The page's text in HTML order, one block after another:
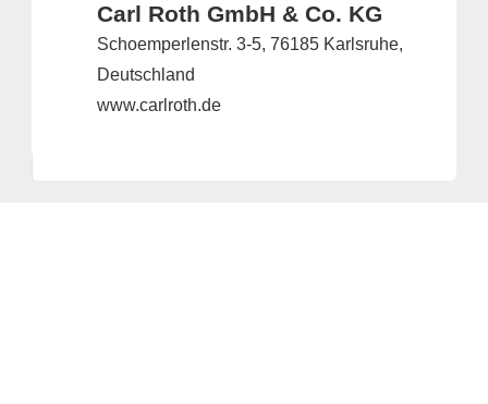
Carl Roth GmbH & Co. KG
Schoemperlenstr. 3-5, 76185 Karlsruhe,
Deutschland
www.carlroth.de